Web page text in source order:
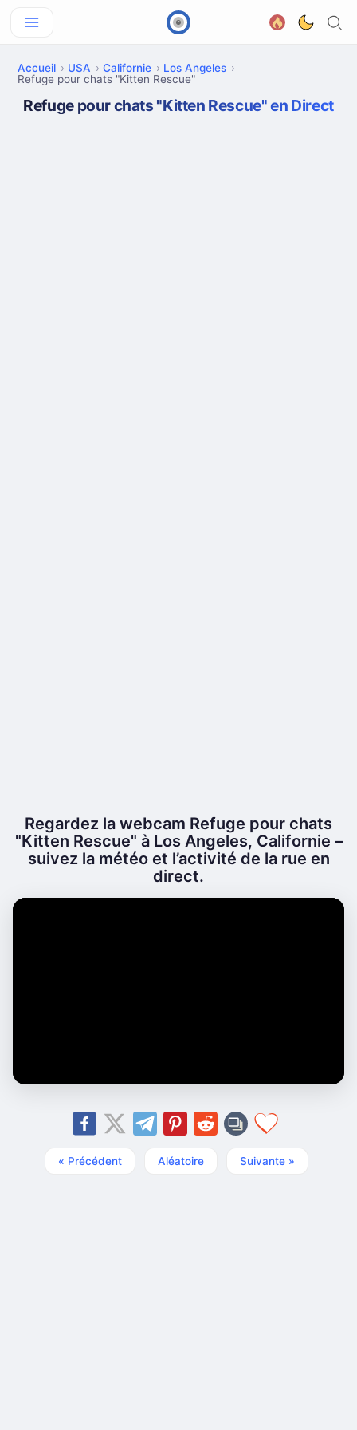
Accueil USA Californie
Los Angeles
Refuge pour chats "Kitten Rescue"
Refuge pour chats "Kitten Rescue" en Direct
Regardez la webcam Refuge pour chats
"Kitten Rescue" à Los Angeles, Californie –
suivez la météo et l’activité de la rue en
direct.
« Précédent Aléatoire Suivante »